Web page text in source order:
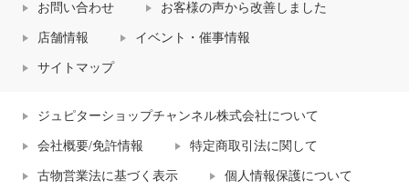
お問い合わせ お客様の声から改善しました
店舗情報 イベント・催事情報
サイトマップ
ジュピターショップチャンネル株式会社について
会社概要/免許情報 特定商取引法に関して
古物営業法に基づく表示 個人情報保護について